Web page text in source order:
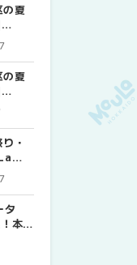
夏
夏
・
タ
本
で
幌市豊平区の夏
ントまとめ |
幌市南区の夏祭
トまとめ |
幌市中央区の夏
ントまとめ |
恵庭市・千歳市の
ベントまとめ |
湯（マーラータ
め専門店6選！本
MouLa
幌市豊平区の夏
ントまとめ |
港】新カードラウ
。「SUPER
ネックス）」をご
MouLa
札幌市南区の夏祭
トまとめ |